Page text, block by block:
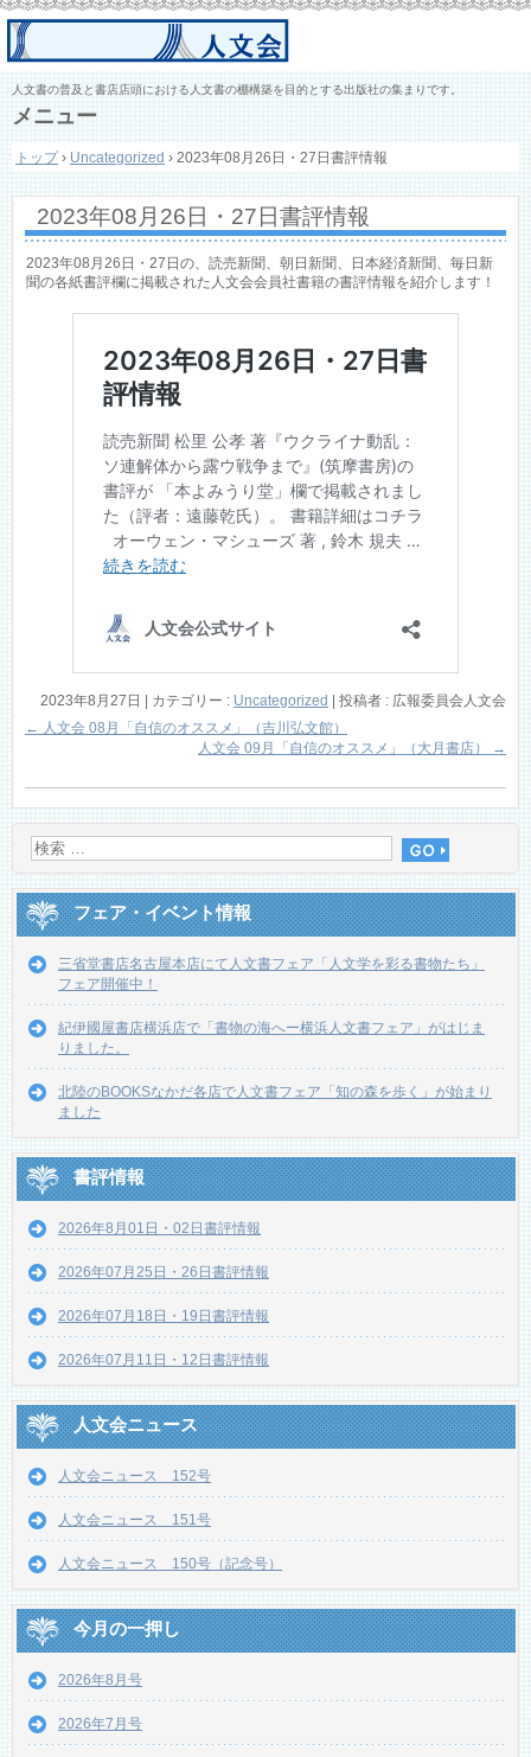
人文書の普及と書店店頭における人文書の棚構築を目的とする出版社の集まりです。
メニュー
ン
ン
へ
トップ › Uncategorized › 2023年08月26日・27日書評情報
2023年08月26日・27日書評情報
2023年08月26日・27日の、読売新聞、朝日新聞、日本経済新聞、毎日新
聞の各紙書評欄に掲載された人文会会員社書籍の書評情報を紹介します！
2023年8月27日 | カテゴリー : Uncategorized | 投稿者 : 広報委員会人文会
← 人文会 08月「自信のオススメ」（吉川弘文館）
人文会 09月「自信のオススメ」（大月書店）
→
フェア・イベント情報
三省堂書店名古屋本店にて人文書フェア「人文学を彩る書物たち」
フェア開催中！
紀伊國屋書店横浜店で「書物の海へー横浜人文書フェア」がはじま
りました。
北陸のBOOKSなかだ各店で人文書フェア「知の森を歩く」が始まり
ました
書評情報
2026年8月01日・02日書評情報
2026年07月25日・26日書評情報
2026年07月18日・19日書評情報
2026年07月11日・12日書評情報
人文会ニュース
人文会ニュース 152号
人文会ニュース 151号
人文会ニュース 150号（記念号）
今月の一押し
2026年8月号
2026年7月号